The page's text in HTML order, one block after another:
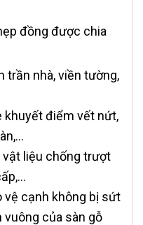
đồng được chia
trần nhà, viền tường,
khuyết điểm vết nứt,
vật liệu chống trượt
vệ cạnh không bị sứt
vuông của sàn gỗ